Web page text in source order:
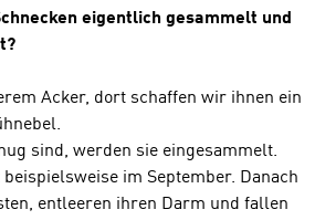
eigentlich gesammelt und
Acker, dort schaffen wir ihnen ein
sind, werden sie eingesammelt.
im September. Danach
entleeren ihren Darm und fallen